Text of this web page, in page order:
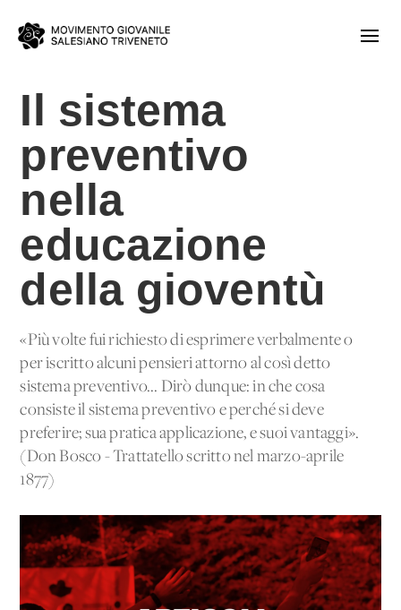
Il sistema
preventivo
nella
educazione
della gioventù
«Più volte fui richiesto di esprimere verbalmente o
per iscritto alcuni pensieri attorno al così detto
sistema preventivo... Dirò dunque: in che cosa
consiste il sistema preventivo e perché si deve
preferire; sua pratica applicazione, e suoi vantaggi».
(Don Bosco - Trattatello scritto nel marzo-aprile
1877)